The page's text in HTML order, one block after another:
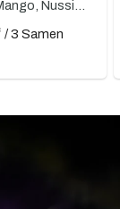
/ 3 Samen